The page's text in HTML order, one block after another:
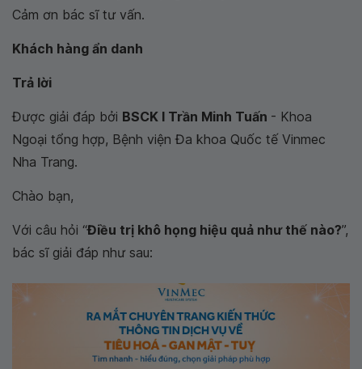
Cảm ơn bác sĩ tư vấn.
Khách hàng ẩn danh
Trả lời
Được giải đáp bởi BSCK I Trần Minh Tuấn - Khoa
Ngoại tổng hợp, Bệnh viện Đa khoa Quốc tế Vinmec
Nha Trang.
Chào bạn,
Với câu hỏi “Điều trị khô họng hiệu quả như thế nào?”,
bác sĩ giải đáp như sau: